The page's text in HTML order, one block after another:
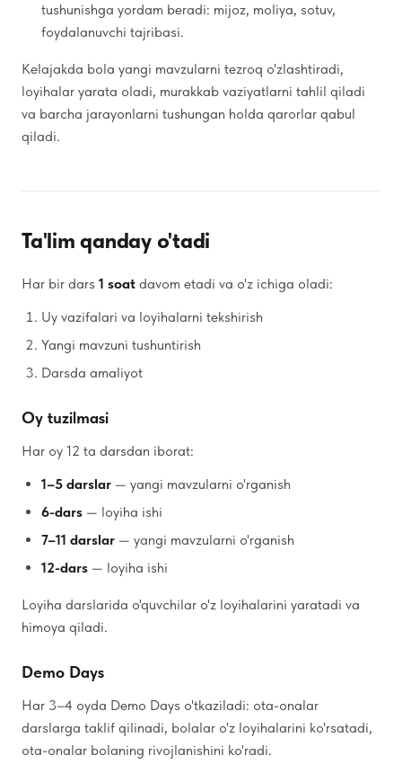
tushunishga yordam beradi: mijoz, moliya, sotuv,
foydalanuvchi tajribasi.
Kelajakda bola yangi mavzularni tezroq o'zlashtiradi,
loyihalar yarata oladi, murakkab vaziyatlarni tahlil qiladi
va barcha jarayonlarni tushungan holda qarorlar qabul
qiladi.
Ta'lim qanday o'tadi
Har bir dars 1 soat davom etadi va o'z ichiga oladi:
Uy vazifalari va loyihalarni tekshirish
Yangi mavzuni tushuntirish
Darsda amaliyot
Oy tuzilmasi
Har oy 12 ta darsdan iborat:
1–5 darslar — yangi mavzularni o'rganish
6-dars — loyiha ishi
7–11 darslar — yangi mavzularni o'rganish
12-dars — loyiha ishi
Loyiha darslarida o'quvchilar o'z loyihalarini yaratadi va
himoya qiladi.
Demo Days
Har 3–4 oyda Demo Days o'tkaziladi: ota-onalar
darslarga taklif qilinadi, bolalar o'z loyihalarini ko'rsatadi,
ota-onalar bolaning rivojlanishini ko'radi.